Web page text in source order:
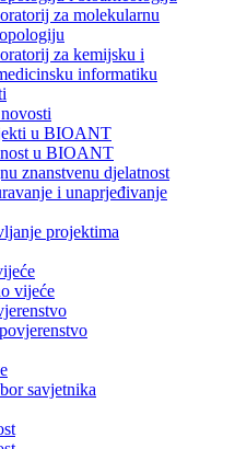
za molekularnu
za kemijsku i
informatiku
u BIOANT
u BIOANT
znanstvenu djelatnost
i unaprjeđivanje
projektima
vijeće
savjetnika